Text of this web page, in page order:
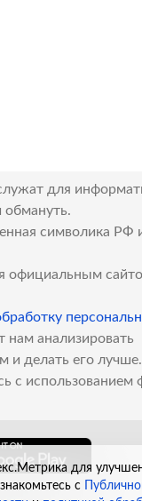
для
обмануть.
символика РФ
официальным
нам анализировать
и делать его
с использованием
для
с